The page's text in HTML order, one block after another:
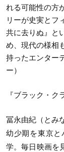
れる可能性の方
リーが史実とフ
共に去りぬ』と
め、現代の様相
持ったエンター
ー）
『ブラック・ク
冨永由紀（とみ
幼少期を東京と
学。毎日映画を